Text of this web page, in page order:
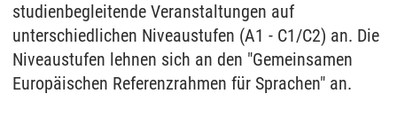
studienbegleitende Veranstaltungen auf
unterschiedlichen Niveaustufen (A1 - C1/C2) an. Die
Niveaustufen lehnen sich an den "Gemeinsamen
Europäischen Referenzrahmen für Sprachen" an.